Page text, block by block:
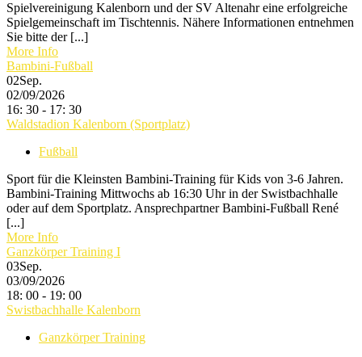
Spielvereinigung Kalenborn und der SV Altenahr eine erfolgreiche
Spielgemeinschaft im Tischtennis. Nähere Informationen entnehmen
Sie bitte der [...]
More Info
Bambini-Fußball
02Sep.
02/09/2026
16: 30 - 17: 30
Waldstadion Kalenborn (Sportplatz)
Fußball
Sport für die Kleinsten Bambini-Training für Kids von 3-6 Jahren.
Bambini-Training Mittwochs ab 16:30 Uhr in der Swistbachhalle
oder auf dem Sportplatz. Ansprechpartner Bambini-Fußball René
[...]
More Info
Ganzkörper Training I
03Sep.
03/09/2026
18: 00 - 19: 00
Swistbachhalle Kalenborn
Ganzkörper Training